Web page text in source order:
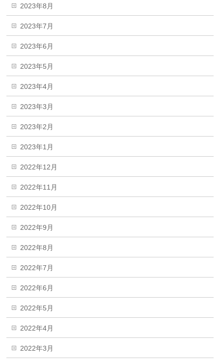
2023年8月
2023年7月
2023年6月
2023年5月
2023年4月
2023年3月
2023年2月
2023年1月
2022年12月
2022年11月
2022年10月
2022年9月
2022年8月
2022年7月
2022年6月
2022年5月
2022年4月
2022年3月